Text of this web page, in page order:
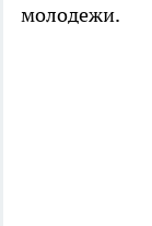
молодежи.